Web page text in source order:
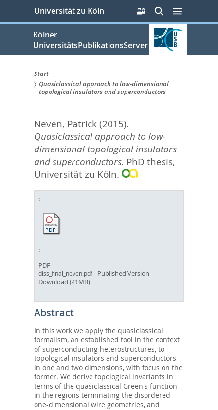
springen
Universität zu Köln
Persönliche
Services
Suche
Kölner
UniversitätsPublikationsServer
Sie
hier:
Start
Quasiclassical approach to low-dimensional
topological insulators and superconductors
Neven, Patrick(2015).
Quasiclassical approach to low-
dimensional topological insulators
and superconductors. PhD thesis,
Universität zu Köln.
PDF
diss_final_neven.pdf- Published Version
Download (41MB)
Abstract
In this work we apply the quasiclassical
formalism, an established tool in the context
of superconducting heterostructures, to
topological insulators and superconductors
in one and two dimensions, with focus on the
former. We derive topological invariants in
terms of the quasiclassical Green's function
in the regions terminating the disordered
one-dimensional wire geometries, and